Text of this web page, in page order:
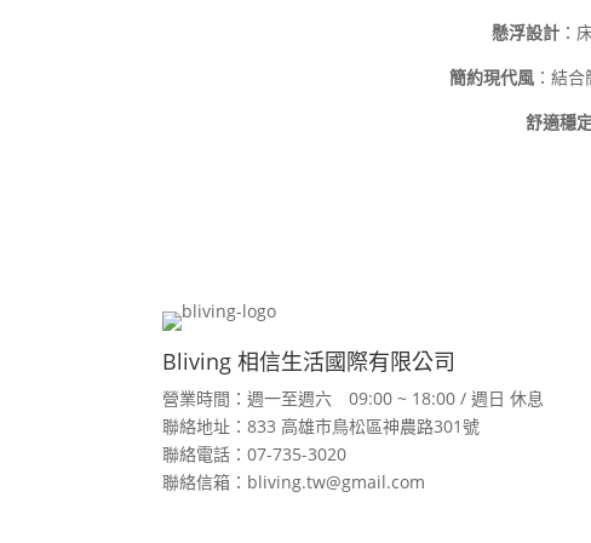
懸浮設計 ：
簡約現代風 ：結
舒適穩
Bliving 相信生活國際有限公司
營業時間：週一至週六 09:00 ~ 18:00 / 週日 休息
聯絡地址：833 高雄市鳥松區神農路301號
聯絡電話：07-735-3020
聯絡信箱：bliving.tw@gmail.com